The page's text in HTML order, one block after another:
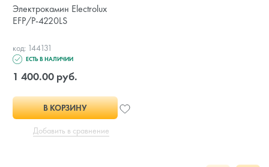
Электрокамин Electrolux
EFP/P-4220LS
код: 144131
ЕСТЬ В НАЛИЧИИ
1 400.00 руб.
В КОРЗИНУ
Добавить в сравнение